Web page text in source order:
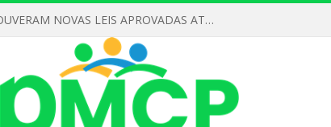
DECLARAMOS QUE NÃO HOUVERAM NOVAS LEIS APROVADAS ATÉ O MOMENTO PARA O INSTITUTO DE PREVIDÊNCIA NO ANO DE 2026